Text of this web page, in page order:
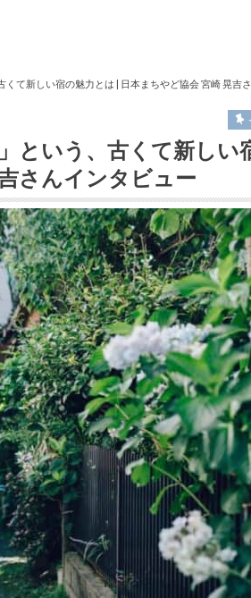
て新しい宿の魅力とは | 日本まちやど協会 宮崎 晃吉
という、古くて新しい
さんインタビュー